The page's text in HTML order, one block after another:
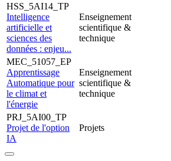
HSS_5AI14_TP
Intelligence
artificielle et
sciences des
données : enjeu...
Enseignement
scientifique &
technique
MEC_51057_EP
Apprentissage
Automatique pour
le climat et
l'énergie
Enseignement
scientifique &
technique
PRJ_5AI00_TP
Projet de l'option
IA
Projets